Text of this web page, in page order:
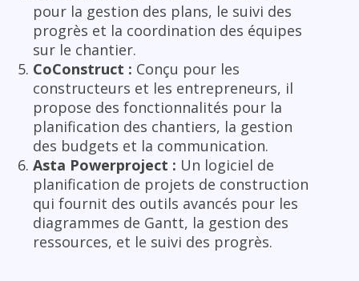
pour la gestion des plans, le suivi des
progrès et la coordination des équipes
sur le chantier.
CoConstruct : Conçu pour les
constructeurs et les entrepreneurs, il
propose des fonctionnalités pour la
planification des chantiers, la gestion
des budgets et la communication.
Asta Powerproject : Un logiciel de
planification de projets de construction
qui fournit des outils avancés pour les
diagrammes de Gantt, la gestion des
ressources, et le suivi des progrès.